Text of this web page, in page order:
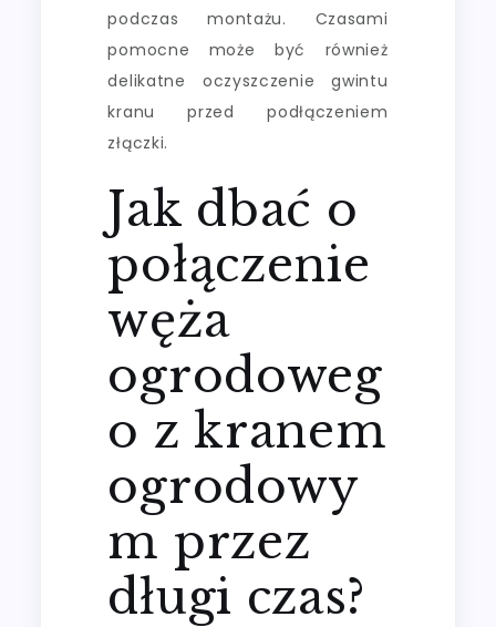
podczas montażu. Czasami
pomocne może być również
delikatne oczyszczenie gwintu
kranu przed podłączeniem
złączki.
Jak dbać o
połączenie
węża
ogrodoweg
o z kranem
ogrodowy
m przez
długi czas?